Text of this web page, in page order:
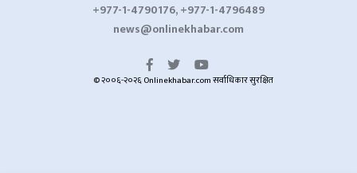
+977-1-4790176, +977-1-4796489
news@onlinekhabar.com
© २००६-२०२६ Onlinekhabar.com सर्वाधिकार सुरक्षित